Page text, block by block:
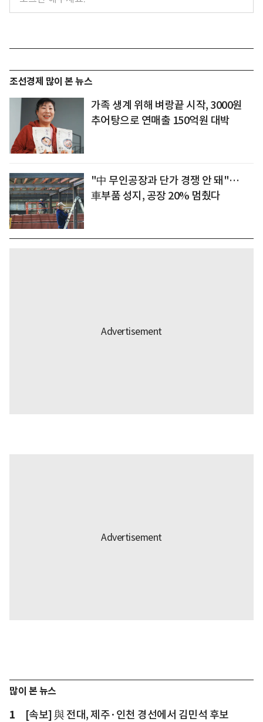
조선경제 많이 본 뉴스
가족 생계 위해 벼랑끝 시작, 3000원
추어탕으로 연매출 150억원 대박
"中 무인공장과 단가 경쟁 안 돼"…
車부품 성지, 공장 20% 멈췄다
많이 본 뉴스
1
[속보] 與 전대, 제주·인천 경선에서 김민석 후보